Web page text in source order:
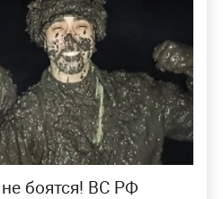
боятся! ВС РФ